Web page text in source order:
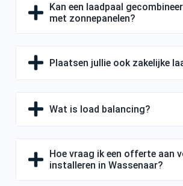
Kan een laadpaal
met zonnepanelen?
Plaatsen jullie ook zakelijke
Wat is load balancing?
Hoe vraag ik een offerte aan
installeren in Wassenaar?